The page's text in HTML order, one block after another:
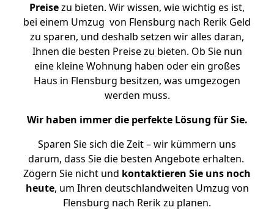
Preisezu bieten. Wir wissen, wie wichtig es ist,
bei einem Umzug von Flensburg nach Rerik Geld
zu sparen, und deshalb setzen wir alles daran,
Ihnen die besten Preise zu bieten. Ob Sie nun
eine kleine Wohnung haben oder ein großes
Haus in Flensburg besitzen, was umgezogen
werden muss.
Wir haben immer die perfekte Lösung für Sie.
Sparen Sie sich die Zeit – wir kümmern uns
darum, dass Sie die besten Angebote erhalten.
Zögern Sie nicht und kontaktieren Sie uns noch
heute, um Ihren deutschlandweiten Umzug von
Flensburg nach Rerik zu planen.